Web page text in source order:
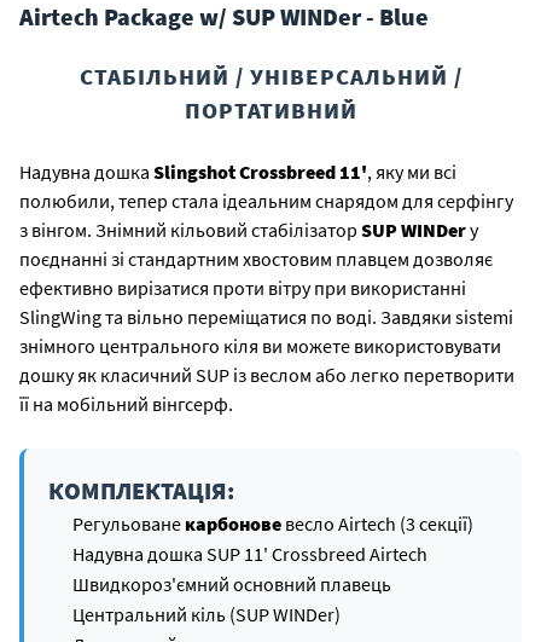
Airtech Package w/ SUP WINDer - Blue
СТАБІЛЬНИЙ / УНІВЕРСАЛЬНИЙ /
ПОРТАТИВНИЙ
Надувна дошка Slingshot Crossbreed 11', яку ми всі
полюбили, тепер стала ідеальним снарядом для серфінгу
з вінгом. Знімний кільовий стабілізатор SUP WINDerу
поєднанні зі стандартним хвостовим плавцем дозволяє
ефективно вирізатися проти вітру при використанні
SlingWing та вільно переміщатися по воді. Завдяки sistemі
знімного центрального кіля ви можете використовувати
дошку як класичний SUP із веслом або легко перетворити
її на мобільний вінгсерф.
КОМПЛЕКТАЦІЯ:
Регульоване карбонове весло Airtech (3 секції)
Надувна дошка SUP 11' Crossbreed Airtech
Швидкороз'ємний основний плавець
Центральний кіль (SUP WINDer)